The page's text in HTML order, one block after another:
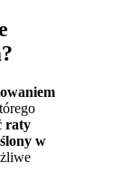
raty
w